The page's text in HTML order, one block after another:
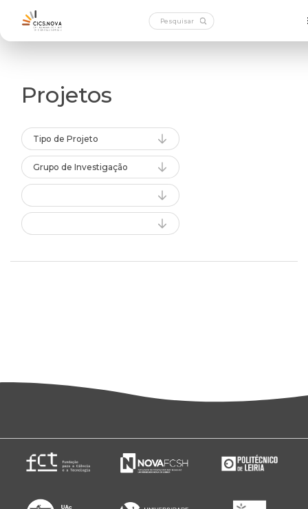
Projetos
Tipo de Projeto
Grupo de Investigação